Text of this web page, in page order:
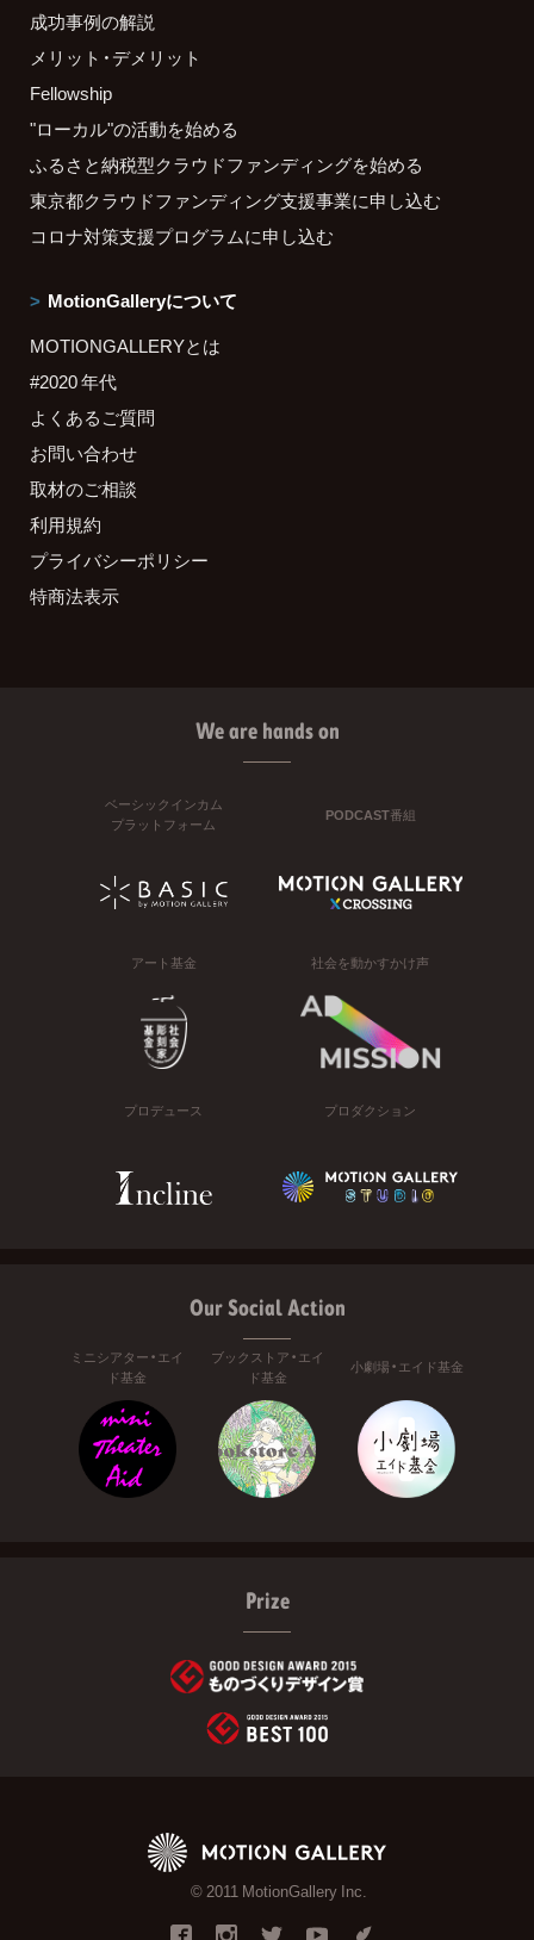
成功事例の解説
メリット・デメリット
Fellowship
"ローカル"の活動を始める
ふるさと納税型クラウドファンディングを始める
東京都クラウドファンディング支援事業に申し込む
コロナ対策支援プログラムに申し込む
MotionGalleryについて
MOTIONGALLERYとは
#2020 年代
よくあるご質問
お問い合わせ
取材のご相談
利用規約
プライバシーポリシー
特商法表示
We are hands on
ベーシックインカム
プラットフォーム
PODCAST番組
アート基金 社会を動かすかけ声
プロデュース プロダクション
Our Social Action
ミニシアター・エイ
ド基金
ブックストア・エイ
ド基金
小劇場・エイド基金
Prize
© 2011 MotionGallery Inc.